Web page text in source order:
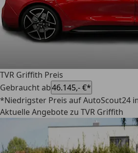
TVR Griffith Preis
Gebraucht ab46.145,- €*
*Niedrigster Preis auf AutoScout24
Aktuelle Angebote zu TVR Griffith